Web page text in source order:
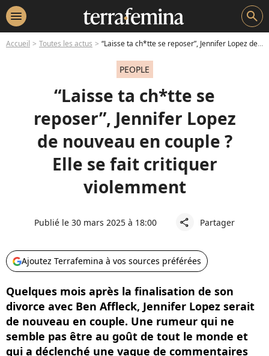
menu search
Accueil Toutes les actus “Laisse ta ch*tte se reposer”, Jennifer Lopez de nouveau en couple ? Elle se fait critiquer violemment
PEOPLE
“Laisse ta ch*tte se
reposer”, Jennifer Lopez
de nouveau en couple ?
Elle se fait critiquer
violemment
Publié le 30 mars 2025 à 18:00 share Partager
Ajoutez Terrafemina à vos sources préférées
Quelques mois après la finalisation de son
divorce avec Ben Affleck, Jennifer Lopez serait
de nouveau en couple. Une rumeur qui ne
semble pas être au goût de tout le monde et
qui a déclenché une vague de commentaires